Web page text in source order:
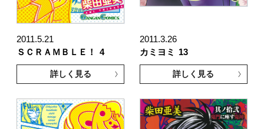
2011.5.21
ＳＣＲＡＭＢＬＥ！
4
詳しく見る
2011.3.26
カミヨミ
13
詳しく見る